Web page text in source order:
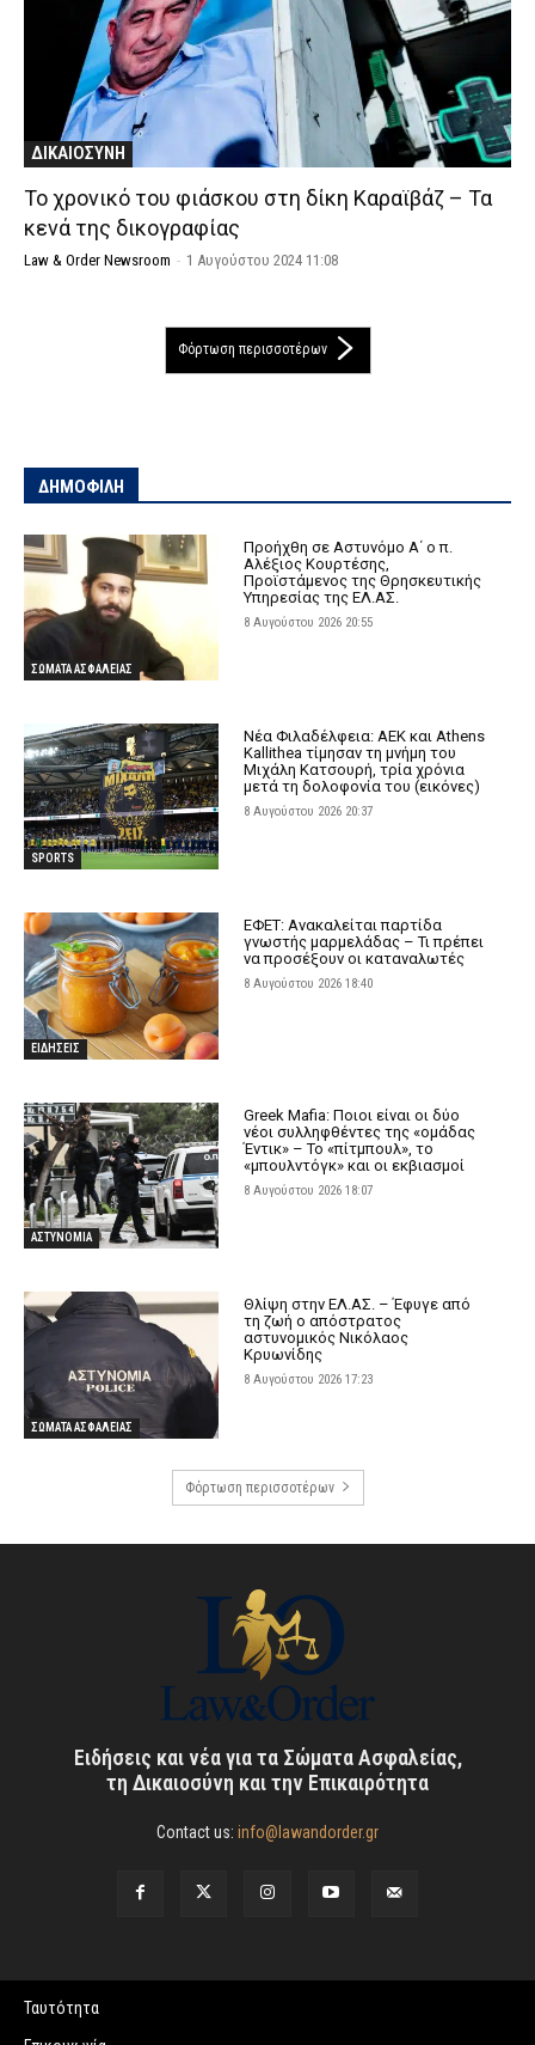
ΔΙΚΑΙΟΣΥΝΗ
Το χρονικό του φιάσκου στη δίκη Καραϊβάζ – Τα
κενά της δικογραφίας
Law & Order Newsroom - 1 Αυγούστου 2024 11:08
Φόρτωση περισσοτέρων
ΔΗΜΟΦΙΛΗ
ΣΩΜΑΤΑ ΑΣΦΑΛΕΙΑΣ
Προήχθη σε Αστυνόμο Α΄ ο π.
Αλέξιος Κουρτέσης,
Προϊστάμενος της Θρησκευτικής
Υπηρεσίας της ΕΛ.ΑΣ.
8 Αυγούστου 2026 20:55
SPORTS
Νέα Φιλαδέλφεια: ΑΕΚ και Athens
Kallithea τίμησαν τη μνήμη του
Μιχάλη Κατσουρή, τρία χρόνια
μετά τη δολοφονία του (εικόνες)
8 Αυγούστου 2026 20:37
ΕΙΔΗΣΕΙΣ
ΕΦΕΤ: Ανακαλείται παρτίδα
γνωστής μαρμελάδας – Τι πρέπει
να προσέξουν οι καταναλωτές
8 Αυγούστου 2026 18:40
ΑΣΤΥΝΟΜΙΑ
Greek Mafia: Ποιοι είναι οι δύο
νέοι συλληφθέντες της «ομάδας
Έντικ» – Το «πίτμπουλ», το
«μπουλντόγκ» και οι εκβιασμοί
8 Αυγούστου 2026 18:07
ΣΩΜΑΤΑ ΑΣΦΑΛΕΙΑΣ
Θλίψη στην ΕΛ.ΑΣ. – Έφυγε από
τη ζωή ο απόστρατος
αστυνομικός Νικόλαος
Κρυωνίδης
8 Αυγούστου 2026 17:23
Φόρτωση περισσοτέρων
Ειδήσεις και νέα για τα Σώματα Ασφαλείας,
τη Δικαιοσύνη και την Επικαιρότητα
Contact us: info@lawandorder.gr
Ταυτότητα